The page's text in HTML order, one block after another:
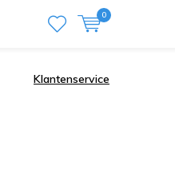
0
Klantenservice